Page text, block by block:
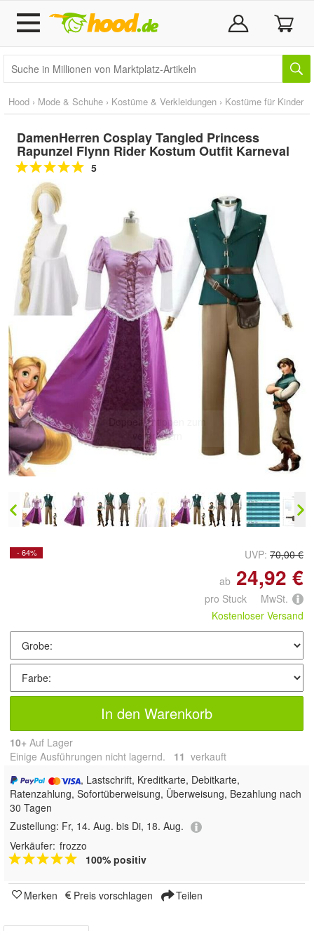
Hood › Mode & Schuhe › Kostüme & Verkleidungen › Kostüme für Kinder
DamenHerren Cosplay Tangled Princess
Rapunzel Flynn Rider Kostum Outfit Karneval
5
Doppelt antippen zum
vergrößern
- 64% UVP: 70,00 €
ab 24,92 €
pro Stuck MwSt.
Kostenloser Versand
In den Warenkorb
10+ Auf Lager
Einige Ausführungen nicht lagernd. 11 verkauft
, Lastschrift, Kreditkarte, Debitkarte,
Ratenzahlung, Sofortüberweisung, Überweisung, Bezahlung nach
30 Tagen
Zustellung: Fr, 14. Aug. bis Di, 18. Aug.
Verkäufer: frozzo
100% positiv
Merken Preis vorschlagen Teilen